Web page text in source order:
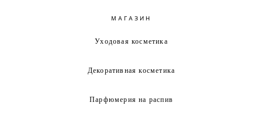
МАГАЗИН
Уходовая косметика
Декоративная косметика
Парфюмерия на распив